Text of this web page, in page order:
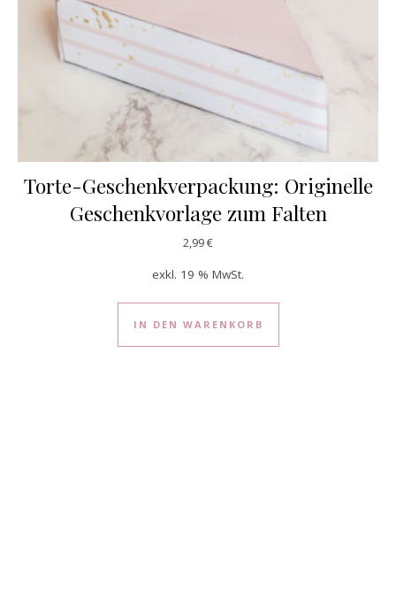
Torte-Geschenkverpackung: Originelle
Geschenkvorlage zum Falten
2,99€
exkl. 19 % MwSt.
IN DEN WARENKORB